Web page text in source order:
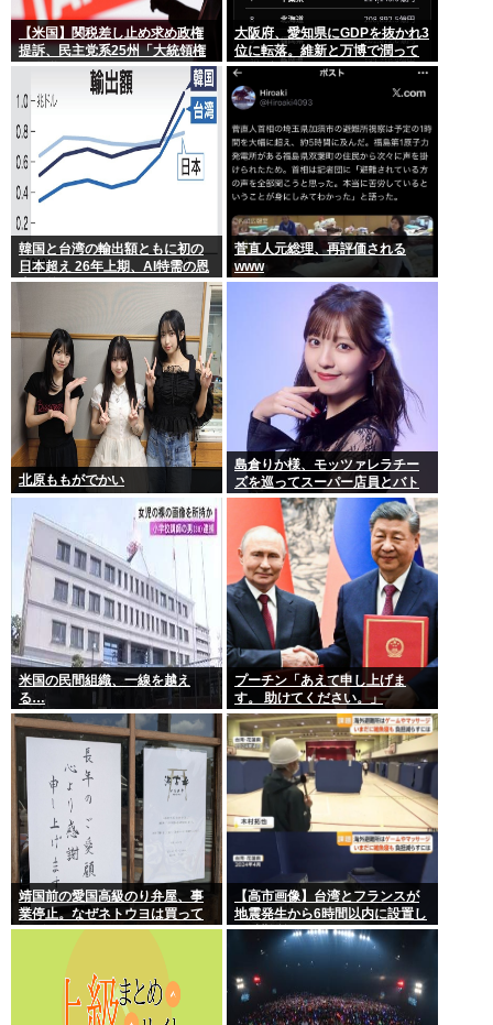
【米国】関税差し止め求め政権
提訴、民主党系25州「大統領権
限逸脱」
大阪府、愛知県にGDPを抜かれ3
位に転落。維新と万博で潤って
るはずじゃ…
韓国と台湾の輸出額ともに初の
日本超え 26年上期、AI特需の恩
恵で差
菅直人元総理、再評価される
www
北原ももがでかい
島倉りか様、モッツァレラチー
ズを巡ってスーパー店員とバト
ル勃発ｗｗｗ
米国の民間組織、一線を越え
る…
プーチン「あえて申し上げま
す。 助けてください。」
靖国前の愛国高級のり弁屋、事
業停止。なぜネトウヨは買って
あげなかったの？
【高市画像】台湾とフランスが
地震発生から6時間以内に設置し
た避難所がこれwww